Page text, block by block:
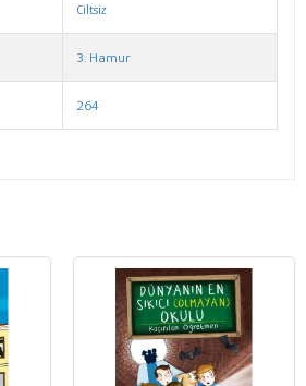
Ciltsiz
3. Hamur
264